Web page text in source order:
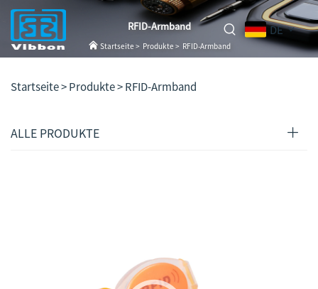
DE
RFID-Armband
Startseite > Produkte > RFID-Armband
Startseite >Produkte>RFID-Armband
ALLE PRODUKTE